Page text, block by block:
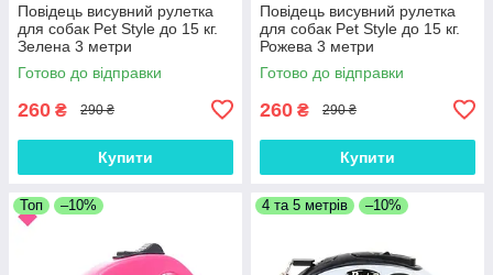
Повідець висувний рулетка
для собак Pet Style до 15 кг.
Зелена 3 метри
Готово до відправки
260 ₴ 290 ₴
Купити
Повідець висувний рулетка
для собак Pet Style до 15 кг.
Рожева 3 метри
Готово до відправки
260 ₴ 290 ₴
Купити
Топ –10% 4 та 5 метрів –10%